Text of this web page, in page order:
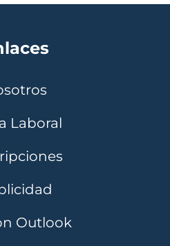
Laboral
Outlook